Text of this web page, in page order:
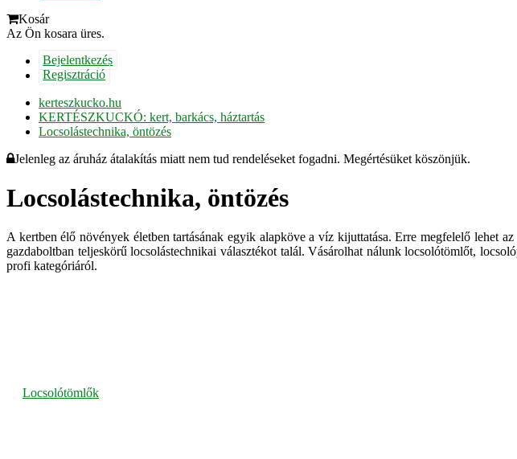
Kosár
Az Ön kosara üres.
Bejelentkezés
Regisztráció
kerteszkucko.hu
KERTÉSZKUCKÓ: kert, barkács, háztartás
Locsolástechnika, öntözés
Jelenleg az áruház átalakítás miatt nem tud rendeléseket fogadni. Megértésüket köszönjük.
Locsolástechnika, öntözés
A kertben élő növények életben tartásának egyik alapköve a víz kijuttatása. Erre megfelelő lehet
gazdaboltban teljeskörű locsolástechnikai választékot talál. Vásárolhat nálunk locsolótömlőt,
profi kategóriáról.
Locsolótömlők